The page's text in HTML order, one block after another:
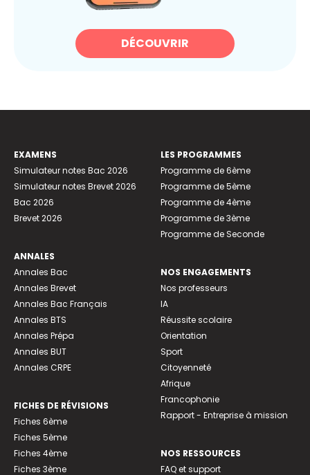
DÉCOUVRIR
EXAMENS
Simulateur notes Bac 2026
Simulateur notes Brevet 2026
Bac 2026
Brevet 2026
ANNALES
Annales Bac
Annales Brevet
Annales Bac Français
Annales BTS
Annales Prépa
Annales BUT
Annales CRPE
FICHES DE RÉVISIONS
Fiches 6ème
Fiches 5ème
Fiches 4ème
Fiches 3ème
LES PROGRAMMES
Programme de 6ème
Programme de 5ème
Programme de 4ème
Programme de 3ème
Programme de Seconde
NOS ENGAGEMENTS
Nos professeurs
IA
Réussite scolaire
Orientation
Sport
Citoyenneté
Afrique
Francophonie
Rapport - Entreprise à mission
NOS RESSOURCES
FAQ et support